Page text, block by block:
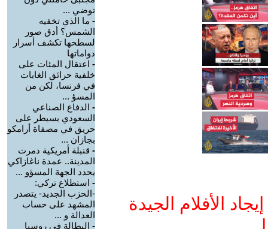
الأفلام الجيدة
توضي ...
- ما الذي تخفيه
الشمس؟ أدق صور
لسطحها تكشف أسرار
دواماتها
- اعتقال المئات على
خلفية حرائق الغابات
في فرنسا، لكن من
المسؤ ...
- الدفاع الصناعي
السعودي يسيطر على
حريق في مصفاة أرامكو
بجازان ...
- قنبلة أمريكية دمرت
المدينة.. عمدة ناغازاكي
يحدد الجهة المسؤو ...
- استطلاع تركي:
-الحزب الجديد- يتصدر
المشهد على حساب
العدالة و ...
- البطالة في روسيا